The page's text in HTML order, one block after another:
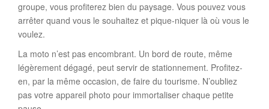
groupe, vous profiterez bien du paysage. Vous pouvez vous
arrêter quand vous le souhaitez et pique-niquer là où vous le
voulez.
La moto n’est pas encombrant. Un bord de route, même
légèrement dégagé, peut servir de stationnement. Profitez-
en, par la même occasion, de faire du tourisme. N’oubliez
pas votre appareil photo pour immortaliser chaque petite